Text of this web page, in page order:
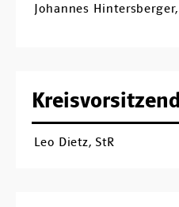
Johannes
Leo Dietz, StR